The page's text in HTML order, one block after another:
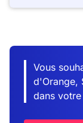
Vous
d'Orange,
dans